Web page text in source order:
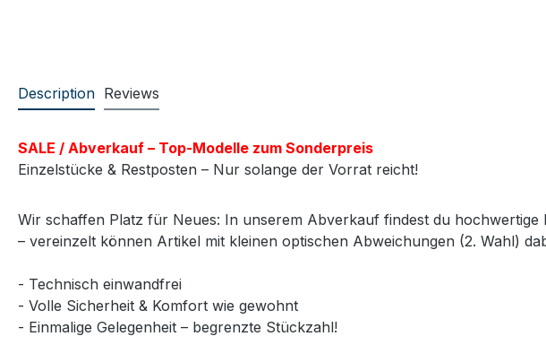
Description Reviews
SALE / Abverkauf – Top-Modelle zum Sonderpreis
Einzelstücke & Restposten – Nur solange der Vorrat reicht!
Wir schaffen Platz für Neues: In unserem Abverkauf findest du
– vereinzelt können Artikel mit kleinen optischen Abweichungen (2. Wahl)
- Technisch einwandfrei
- Volle Sicherheit & Komfort wie gewohnt
- Einmalige Gelegenheit – begrenzte Stückzahl!